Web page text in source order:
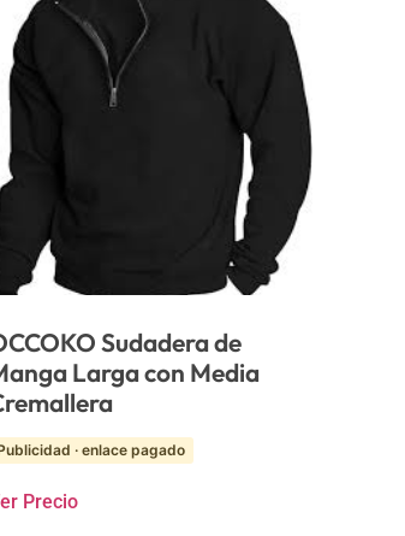
Sudadera de
Larga con Media
· enlace pagado
Precio